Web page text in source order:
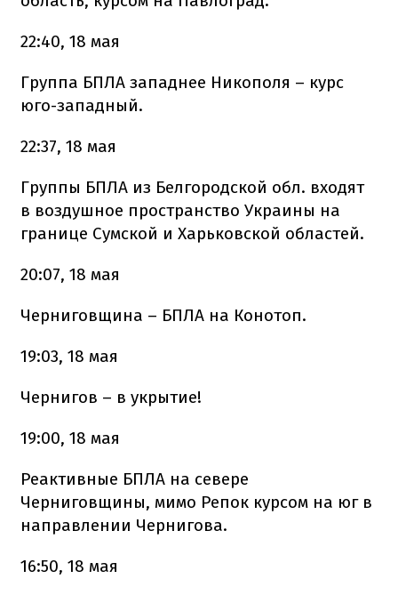
22:40, 18 мая
Группа БПЛА западнее Никополя – курс
юго-западный.
22:37, 18 мая
Группы БПЛА из Белгородской обл. входят
в воздушное пространство Украины на
границе Сумской и Харьковской областей.
20:07, 18 мая
Черниговщина – БПЛА на Конотоп.
19:03, 18 мая
Чернигов – в укрытие!
19:00, 18 мая
Реактивные БПЛА на севере
Черниговщины, мимо Репок курсом на юг в
направлении Чернигова.
16:50, 18 мая